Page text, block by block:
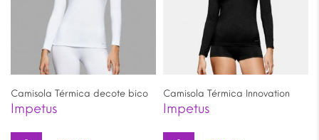
Camisola Térmica decote bico
Impetus
Camisola Térmica Innovation
Impetus